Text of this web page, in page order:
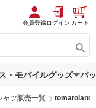
会員登録ログイン カート
・モバイルグッズ バ
ャツ販売一覧 tomatoland